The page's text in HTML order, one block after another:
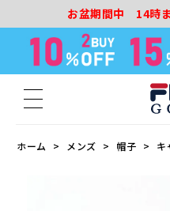
お盆期間中 14時
ホーム メンズ 帽子 キ